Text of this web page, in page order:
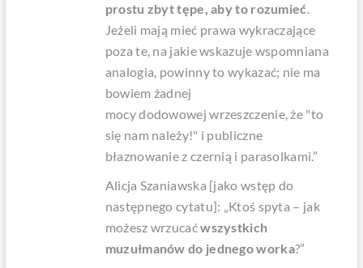
prostu zbyt tępe, aby to rozumieć.
Jeżeli mają mieć prawa wykraczające
poza te, na jakie wskazuje wspomniana
analogia, powinny to wykazać; nie ma
bowiem żadnej
mocy dodowowej wrzeszczenie, że "to
się nam należy!" i publiczne
błaznowanie z czernią i parasolkami.”
Alicja Szaniawska [jako wstęp do
następnego cytatu]: „Ktoś spyta – jak
możesz wrzucaćwszystkich
muzułmanów do jednego worka?”